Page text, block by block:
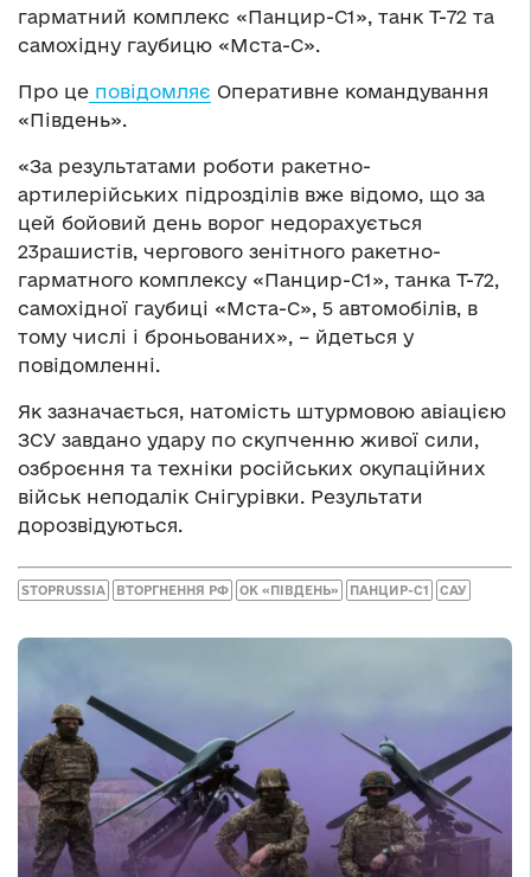
гарматний комплекс «Панцир-С1», танк Т-72 та
самохідну гаубицю «Мста-С».
Про це повідомляє Оперативне командування
«Південь».
«За результатами роботи ракетно-
артилерійських підрозділів вже відомо, що за
цей бойовий день ворог недорахується
23рашистів, чергового зенітного ракетно-
гарматного комплексу «Панцир-С1», танка Т-72,
самохідної гаубиці «Мста-С», 5 автомобілів, в
тому числі і броньованих», – йдеться у
повідомленні.
Як зазначається, натомість штурмовою авіацією
ЗСУ завдано удару по скупченню живої сили,
озброєння та техніки російських окупаційних
військ неподалік Снігурівки. Результати
дорозвідуються.
STOPRUSSIA ВТОРГНЕННЯ РФ ОК «ПІВДЕНЬ» ПАНЦИР-С1 САУ